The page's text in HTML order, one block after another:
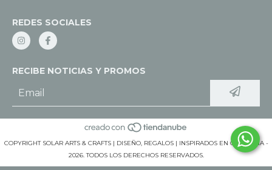
REDES SOCIALES
RECIBE NOTICIAS Y PROMOS
COPYRIGHT SOLAR ARTS & CRAFTS | DISEÑO, REGALOS | INSPIRADOS EN COLOMBIA -
2026. TODOS LOS DERECHOS RESERVADOS.